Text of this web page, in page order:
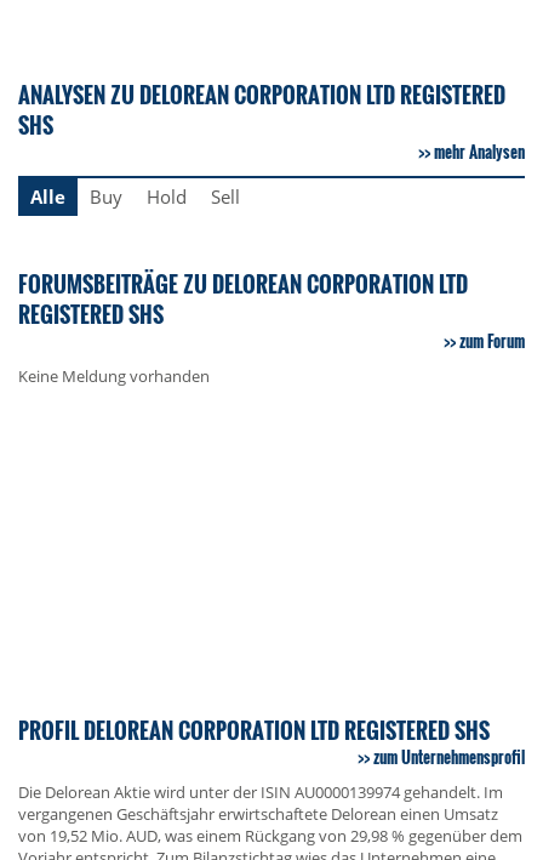
ANALYSEN ZU DELOREAN CORPORATION LTD REGISTERED
SHS
mehr Analysen
Alle
Buy Hold Sell
FORUMSBEITRÄGE ZU DELOREAN CORPORATION LTD
REGISTERED SHS
zum Forum
Keine Meldung vorhanden
PROFIL DELOREAN CORPORATION LTD REGISTERED SHS
zum Unternehmensprofil
Die Delorean Aktie wird unter der ISIN AU0000139974 gehandelt. Im
vergangenen Geschäftsjahr erwirtschaftete Delorean einen Umsatz
von 19,52 Mio. AUD, was einem Rückgang von 29,98 % gegenüber dem